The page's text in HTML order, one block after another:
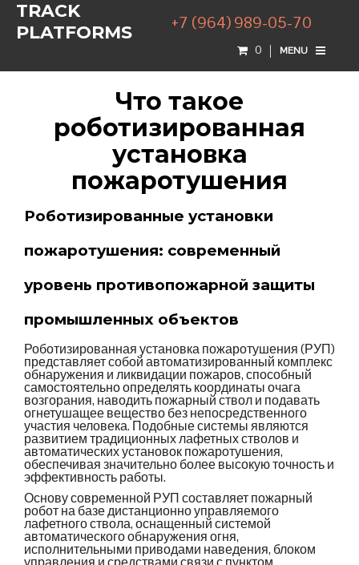
TRACK
PLATFORMS
+7 (964) 989-05-70
0 MENU
Что такое
роботизированная
установка
пожаротушения
Роботизированные установки
пожаротушения: современный
уровень противопожарной защиты
промышленных объектов
Роботизированная установка пожаротушения (РУП)
представляет собой автоматизированный комплекс
обнаружения и ликвидации пожаров, способный
самостоятельно определять координаты очага
возгорания, наводить пожарный ствол и подавать
огнетушащее вещество без непосредственного
участия человека. Подобные системы являются
развитием традиционных лафетных стволов и
автоматических установок пожаротушения,
обеспечивая значительно более высокую точность и
эффективность работы.
Основу современной РУП составляет пожарный
робот на базе дистанционно управляемого
лафетного ствола, оснащенный системой
автоматического обнаружения огня,
исполнительными приводами наведения, блоком